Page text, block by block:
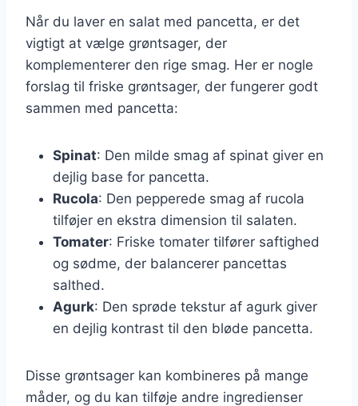
Når du laver en salat med pancetta, er det
vigtigt at vælge grøntsager, der
komplementerer den rige smag. Her er nogle
forslag til friske grøntsager, der fungerer godt
sammen med pancetta:
Spinat: Den milde smag af spinat giver en
dejlig base for pancetta.
Rucola: Den pepperede smag af rucola
tilføjer en ekstra dimension til salaten.
Tomater: Friske tomater tilfører saftighed
og sødme, der balancerer pancettas
salthed.
Agurk: Den sprøde tekstur af agurk giver
en dejlig kontrast til den bløde pancetta.
Disse grøntsager kan kombineres på mange
måder, og du kan tilføje andre ingredienser